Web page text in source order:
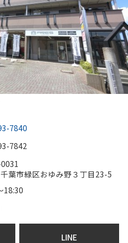
7840
7842
葉市緑区おゆみ野３丁目23-5
18:30
LINE